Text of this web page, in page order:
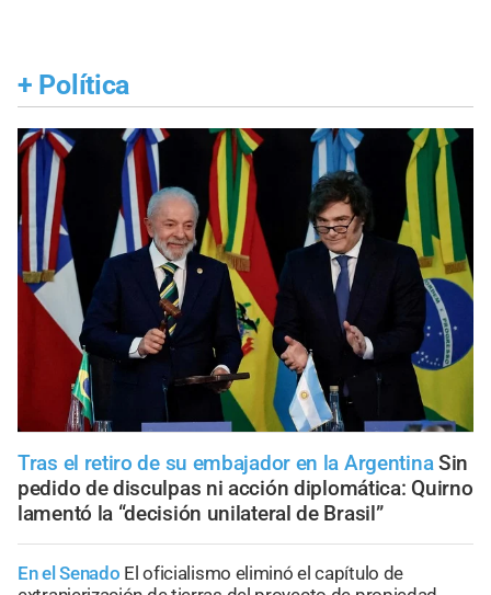
+ Política
Tras el retiro de su embajador en la Argentina Sin
pedido de disculpas ni acción diplomática: Quirno
lamentó la “decisión unilateral de Brasil”
En el Senado El oficialismo eliminó el capítulo de